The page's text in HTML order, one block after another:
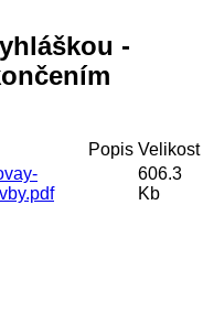
-
Popis Velikost
606.3
Kb